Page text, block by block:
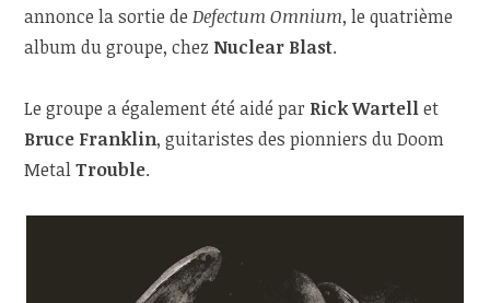
annonce la sortie deDefectum Omnium, le quatrième
album du groupe, chez Nuclear Blast.
Le groupe a également été aidé par Rick Wartellet
Bruce Franklin, guitaristes des pionniers du Doom
MetalTrouble.